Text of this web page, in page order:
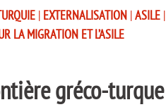
| EXTERNALISATION |ASILE |
LA MIGRATION ET L’ASILE
gréco-turque